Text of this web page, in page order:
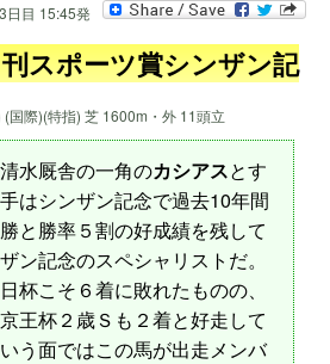
日目 15:45発
スポーツ賞シンザン記
国際)(特指) 芝 1600m・外 11頭立
水厩舎の一角のカシアスとす
はシンザン記念で過去10年間
と勝率５割の好成績を残して
ン記念のスペシャリストだ。
杯こそ６着に敗れたものの、
王杯２歳Ｓも２着と好走して
う面ではこの馬が出走メンバ